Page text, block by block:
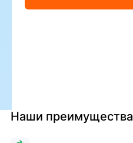
Наши преимущества